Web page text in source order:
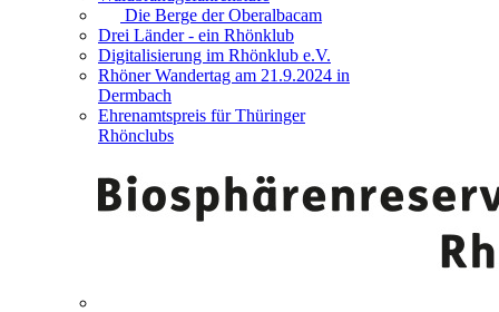
Die Berge der Oberalbacam
Drei Länder - ein Rhönklub
Digitalisierung im Rhönklub e.V.
Rhöner Wandertag am 21.9.2024 in
Dermbach
Ehrenamtspreis für Thüringer
Rhönclubs